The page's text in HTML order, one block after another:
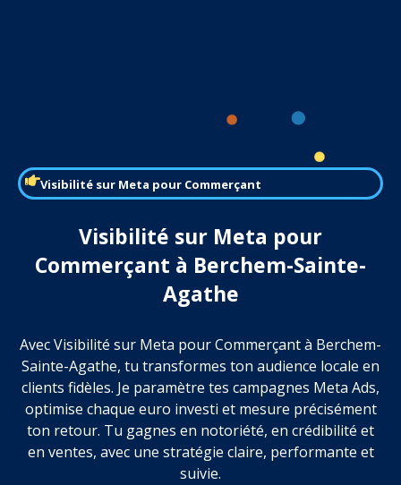
Visibilité sur Meta pour Commerçant
Visibilité sur Meta pour
Commerçant à Berchem-Sainte-
Agathe
Avec Visibilité sur Meta pour Commerçant à Berchem-
Sainte-Agathe, tu transformes ton audience locale en
clients fidèles. Je paramètre tes campagnes Meta Ads,
optimise chaque euro investi et mesure précisément
ton retour. Tu gagnes en notoriété, en crédibilité et
en ventes, avec une stratégie claire, performante et
suivie.